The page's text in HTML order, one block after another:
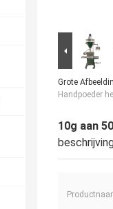
Grote
Handpoeder
10g aan